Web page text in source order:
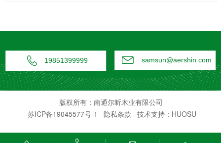
 19851399999  samsun@aershin.com
版权所有：南通尔昕木业有限公司
苏ICP备19045577号-1
隐私条款 技术支持：HUOSU